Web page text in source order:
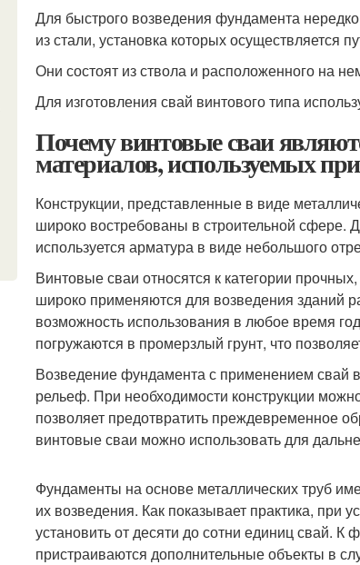
Для быстрого возведения фундамента
из стали, установка которых осуществляется
Они состоят из ствола и расположенного на
Для изготовления свай винтового типа
Почему винтовые сваи
материалов, используемых
Конструкции, представленные в виде
широко востребованы в строительной сфере.
используется арматура в виде небольшого
Винтовые сваи относятся к категории
широко применяются для возведения зданий
возможность использования в любое время
погружаются в промерзлый грунт, что
Возведение фундамента с применением свай
рельеф. При необходимости конструкции
позволяет предотвратить преждевременное
винтовые сваи можно использовать для
Фундаменты на основе металлических труб
их возведения. Как показывает практика, при
установить от десяти до сотни единиц свай.
пристраиваются дополнительные объекты в